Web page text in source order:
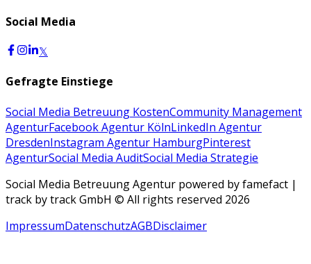
Social Media
𝕏
Gefragte Einstiege
Social Media Betreuung KostenCommunity Management
AgenturFacebook Agentur KölnLinkedIn Agentur
DresdenInstagram Agentur HamburgPinterest
AgenturSocial Media AuditSocial Media Strategie
Social Media Betreuung Agentur powered by famefact |
track by track GmbH © All rights reserved 2026
ImpressumDatenschutzAGBDisclaimer